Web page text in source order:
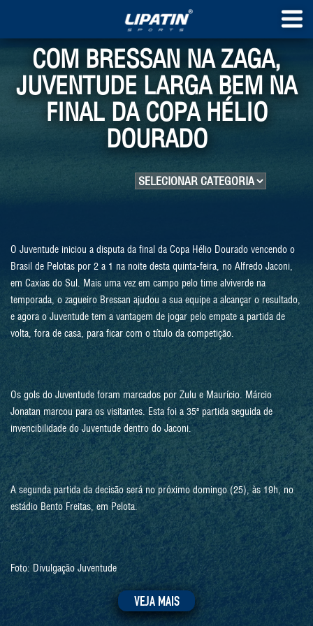
COM BRESSAN NA ZAGA,
JUVENTUDE LARGA BEM NA
FINAL DA COPA HÉLIO
DOURADO
O Juventude iniciou a disputa da final da Copa Hélio Dourado vencendo o
Brasil de Pelotas por 2 a 1 na noite desta quinta-feira, no Alfredo Jaconi,
em Caxias do Sul. Mais uma vez em campo pelo time alviverde na
temporada, o zagueiro Bressan ajudou a sua equipe a alcançar o resultado,
e agora o Juventude tem a vantagem de jogar pelo empate a partida de
volta, fora de casa, para ficar com o título da competição.
Os gols do Juventude foram marcados por Zulu e Maurício. Márcio
Jonatan marcou para os visitantes. Esta foi a 35ª partida seguida de
invencibilidade do Juventude dentro do Jaconi.
A segunda partida da decisão será no próximo domingo (25), às 19h, no
estádio Bento Freitas, em Pelota.
Foto: Divulgação Juventude
VEJA MAIS